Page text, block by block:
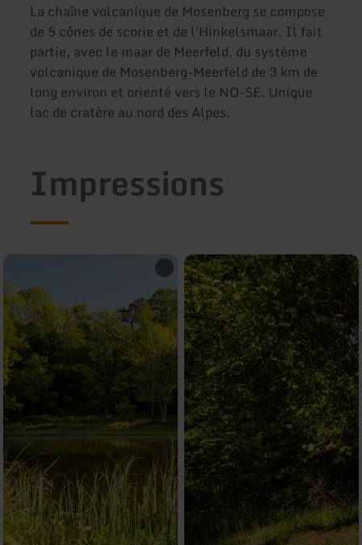
La chaîne volcanique de Mosenberg se compose
de 5 cônes de scorie et de l'Hinkelsmaar. Il fait
partie, avec le maar de Meerfeld, du système
volcanique de Mosenberg-Meerfeld de 3 km de
long environ et orienté vers le NO-SE. Unique
lac de cratère au nord des Alpes.
Impressions